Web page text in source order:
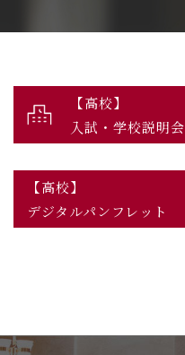
【高校】
入試・学校説明会
【高校】
デジタルパンフレット